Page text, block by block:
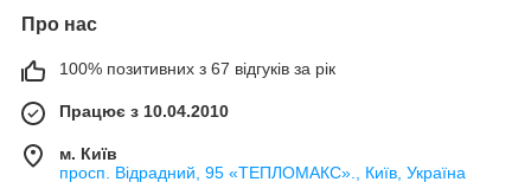
Про нас
100% позитивних з 67 відгуків за рік
Працює з 10.04.2010
м. Київ
просп. Відрадний, 95 «ТЕПЛОМАКС»., Київ, Україна